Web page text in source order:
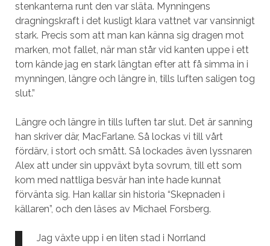
stenkanterna runt den var släta. Mynningens
dragningskraft i det kusligt klara vattnet var vansinnigt
stark. Precis som att man kan känna sig dragen mot
marken, mot fallet, när man står vid kanten uppe i ett
torn kände jag en stark längtan efter att få simma in i
mynningen, längre och längre in, tills luften saligen tog
slut.”
Längre och längre in tills luften tar slut. Det är sanning
han skriver där, MacFarlane. Så lockas vi till vårt
fördärv, i stort och smått. Så lockades även lyssnaren
Alex att under sin uppväxt byta sovrum, till ett som
kom med nattliga besvär han inte hade kunnat
förvänta sig. Han kallar sin historia “Skepnaden i
källaren”, och den läses av Michael Forsberg.
Jag växte upp i en liten stad i Norrland